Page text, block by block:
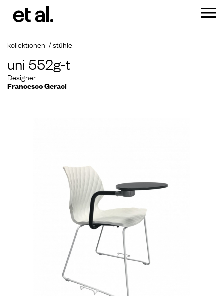
kollektionen stühle
uni 552g-t
Designer
Francesco Geraci